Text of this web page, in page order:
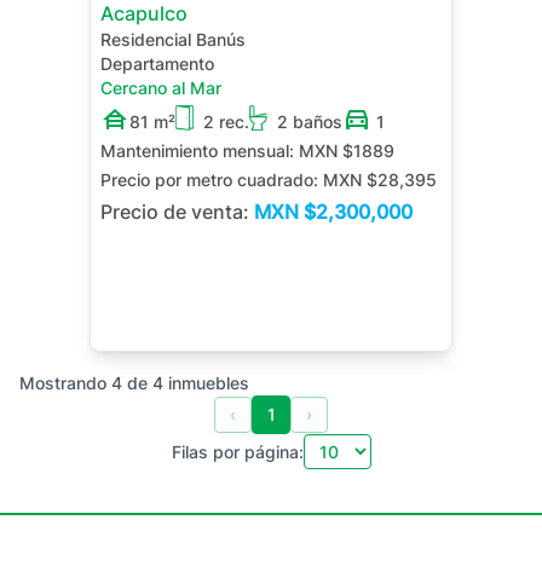
Acapulco
Residencial Banús
Departamento
Cercano al Mar
81 m²
2 rec. 2 baños
1
Mantenimiento mensual: MXN $1889
Precio por metro cuadrado: MXN $28,395
Precio de venta: MXN $2,300,000
Mostrando 4 de 4 inmuebles
‹
1
›
Filas por página: